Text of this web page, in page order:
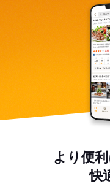
より便
快